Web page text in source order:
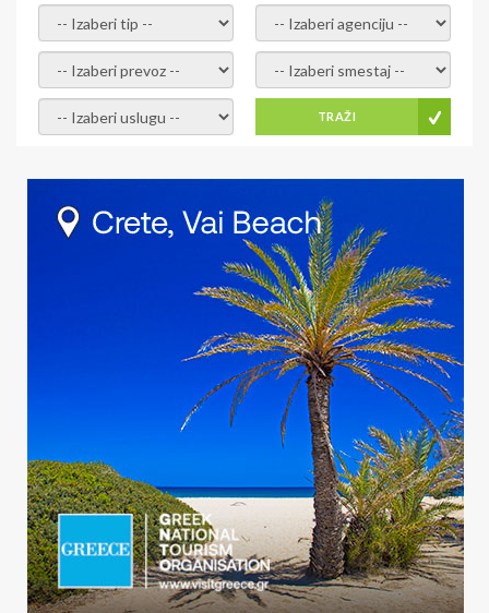
- izaberi tip - - izaberi agenciju -
- izaberi prevoz - - Izaberite smestaj -
- Izaberite uslugu - TRAŽI